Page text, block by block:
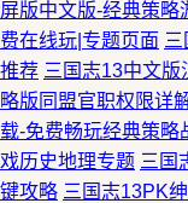
屏版中文版-经典策略
费在线玩|专题页面
推荐 三国志13中文版
略版同盟官职权限详
载-免费畅玩经典策略
戏历史地理专题 三国
键攻略 三国志13PK